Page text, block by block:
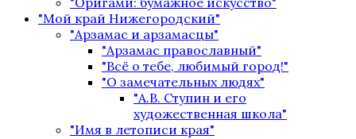
"Мой край Нижегородский"
"Арзамас и арзамасцы"
"Арзамас православный"
"Всё о тебе, любимый город!"
"О замечательных людях"
"А.В. Ступин и его
художественная школа"
"Имя в летописи края"